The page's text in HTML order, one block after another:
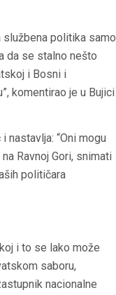
službena politika samo
da se stalno nešto
i Bosni i
komentirao je u Bujici
nastavlja: “Oni mogu
Ravnoj Gori, snimati
političara
i to se lako može
saboru,
nacionalne